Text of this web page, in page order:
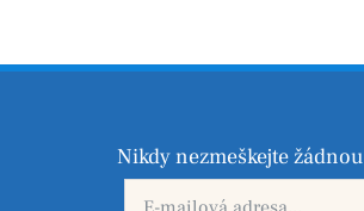
Nikdy nezmeškejte